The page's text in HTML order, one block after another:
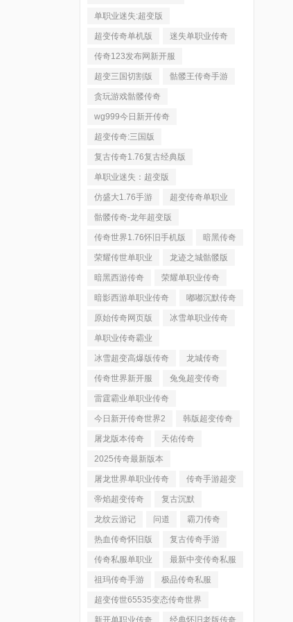
单职业迷失:超变版
超变传奇单机版 迷失单职业传奇
传奇123发布网新开服
超变三国切割版 骷髅王传奇手游
贪玩游戏骷髅传奇
wg999今日新开传奇
超变传奇:三国版
复古传奇1.76复古经典版
单职业迷失：超变版
仿盛大1.76手游 超变传奇单职业
骷髅传奇-龙年超变版
传奇世界1.76怀旧手机版 暗黑传奇
荣耀传世单职业 龙迹之城骷髅版
暗黑西游传奇 荣耀单职业传奇
暗影西游单职业传奇 嘟嘟沉默传奇
原始传奇网页版 冰雪单职业传奇
单职业传奇霸业
冰雪超变高爆版传奇 龙城传奇
传奇世界新开服 兔兔超变传奇
雷霆霸业单职业传奇
今日新开传奇世界2 韩版超变传奇
屠龙版本传奇 天佑传奇
2025传奇最新版本
屠龙世界单职业传奇 传奇手游超变
帝焰超变传奇 复古沉默
龙纹云游记 问道 霸刀传奇
热血传奇怀旧版 复古传奇手游
传奇私服单职业 最新中变传奇私服
祖玛传奇手游 极品传奇私服
超变传世65535变态传奇世界
新开单职业传奇 经典怀旧老版传奇